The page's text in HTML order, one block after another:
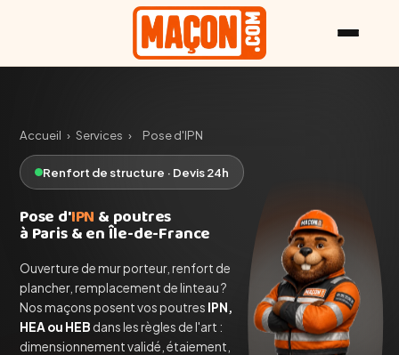
Accueil › Services › Pose d'IPN
Renfort de structure · Devis 24h
Pose d'IPN & poutres
à Paris & en Île-de-France
Ouverture de mur porteur, renfort de
plancher, remplacement de linteau ?
Nos maçons posent vos poutres IPN,
HEA ou HEB dans les règles de l'art :
dimensionnement validé, étaiement,